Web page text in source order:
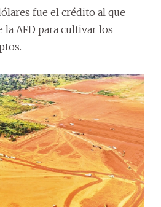
fue el crédito al que
la AFD para cultivar los